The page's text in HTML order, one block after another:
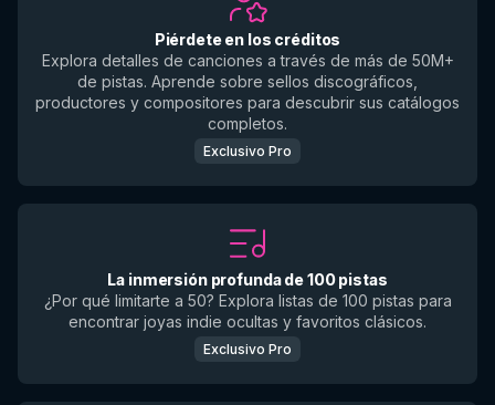
Piérdete en los créditos
Explora detalles de canciones a través de más de 50M+
de pistas. Aprende sobre sellos discográficos,
productores y compositores para descubrir sus catálogos
completos.
Exclusivo Pro
La inmersión profunda de 100 pistas
¿Por qué limitarte a 50? Explora listas de 100 pistas para
encontrar joyas indie ocultas y favoritos clásicos.
Exclusivo Pro